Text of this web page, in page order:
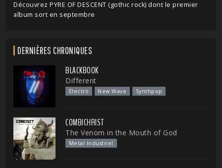
Découvrez PYRE OF DESCENT (gothic rock) dont le premier
album sort en septembre
DERNIÈRES CHRONIQUES
BLACKBOOK
Different
Electro New Wave Synthpop
COMBICHRIST
The Venom in the Mouth of God
Metal Industriel